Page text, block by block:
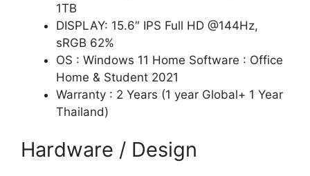
1TB
DISPLAY: 15.6″ IPS Full HD @144Hz,
sRGB 62%
OS : Windows 11 Home Software : Office
Home & Student 2021
Warranty : 2 Years (1 year Global+ 1 Year
Thailand)
Hardware / Design